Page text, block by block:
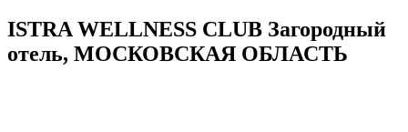
ISTRA WELLNESS CLUB Загородный
отель, МОСКОВСКАЯ ОБЛАСТЬ